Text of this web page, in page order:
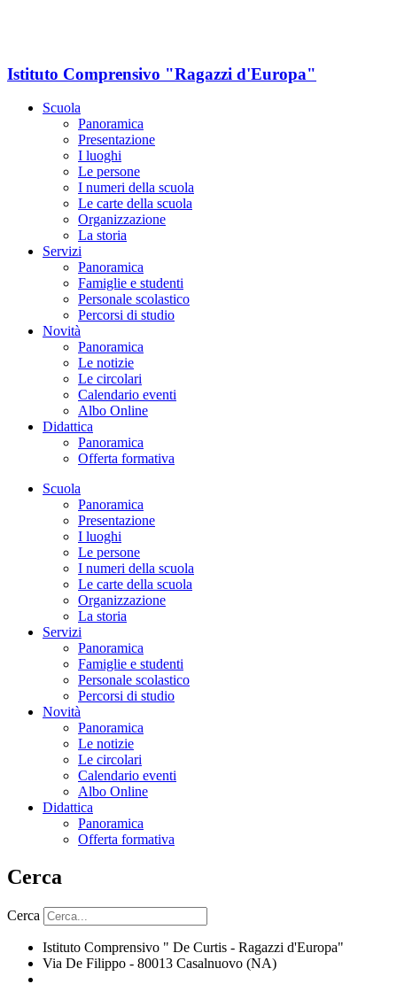
Istituto Comprensivo "Ragazzi d'Europa"
Scuola
Panoramica
Presentazione
I luoghi
Le persone
I numeri della scuola
Le carte della scuola
Organizzazione
La storia
Servizi
Panoramica
Famiglie e studenti
Personale scolastico
Percorsi di studio
Novità
Panoramica
Le notizie
Le circolari
Calendario eventi
Albo Online
Didattica
Panoramica
Offerta formativa
Scuola
Panoramica
Presentazione
I luoghi
Le persone
I numeri della scuola
Le carte della scuola
Organizzazione
La storia
Servizi
Panoramica
Famiglie e studenti
Personale scolastico
Percorsi di studio
Novità
Panoramica
Le notizie
Le circolari
Calendario eventi
Albo Online
Didattica
Panoramica
Offerta formativa
Cerca
Cerca
Istituto Comprensivo " De Curtis - Ragazzi d'Europa"
Via De Filippo - 80013 Casalnuovo (NA)